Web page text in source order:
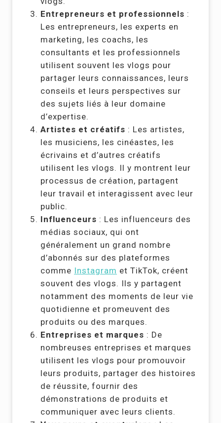
Entrepreneurs et professionnels :
Les entrepreneurs, les experts en
marketing, les coachs, les
consultants et les professionnels
utilisent souvent les vlogs pour
partager leurs connaissances, leurs
conseils et leurs perspectives sur
des sujets liés à leur domaine
d’expertise.
Artistes et créatifs : Les artistes,
les musiciens, les cinéastes, les
écrivains et d’autres créatifs
utilisent les vlogs. Il y montrent leur
processus de création, partagent
leur travail et interagissent avec leur
public.
Influenceurs : Les influenceurs des
médias sociaux, qui ont
généralement un grand nombre
d’abonnés sur des plateformes
comme Instagram et TikTok, créent
souvent des vlogs. Ils y partagent
notamment des moments de leur vie
quotidienne et promeuvent des
produits ou des marques.
Entreprises et marques : De
nombreuses entreprises et marques
utilisent les vlogs pour promouvoir
leurs produits, partager des histoires
de réussite, fournir des
démonstrations de produits et
communiquer avec leurs clients.